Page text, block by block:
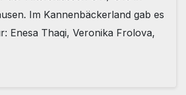
Im Kannenbäckerland gab es
Enesa Thaqi, Veronika Frolova,